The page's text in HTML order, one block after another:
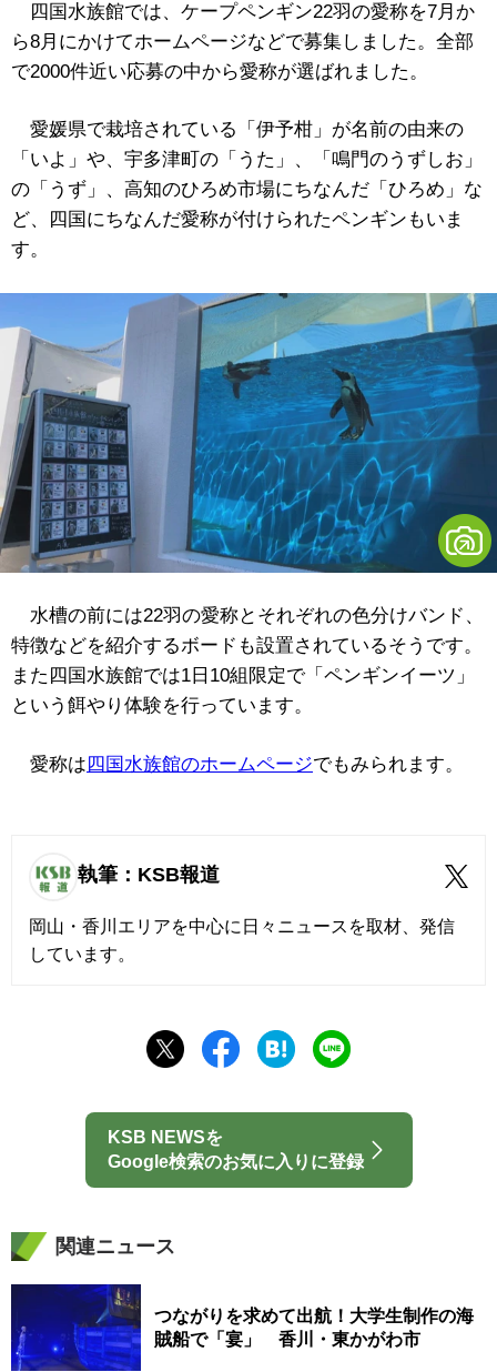
四国水族館では、ケープペンギン22羽の愛称を7月か
ら8月にかけてホームページなどで募集しました。全部
で2000件近い応募の中から愛称が選ばれました。
愛媛県で栽培されている「伊予柑」が名前の由来の
「いよ」や、宇多津町の「うた」、「鳴門のうずしお」
の「うず」、高知のひろめ市場にちなんだ「ひろめ」な
ど、四国にちなんだ愛称が付けられたペンギンもいま
す。
水槽の前には22羽の愛称とそれぞれの色分けバンド、
特徴などを紹介するボードも設置されているそうです。
また四国水族館では1日10組限定で「ペンギンイーツ」
という餌やり体験を行っています。
愛称は四国水族館のホームページでもみられます。
執筆：KSB報道
岡山・香川エリアを中心に日々ニュースを取材、発信
しています。
KSB NEWSを
Google検索のお気に入りに登録
関連ニュース
つながりを求めて出航！大学生制作の海
賊船で「宴」 香川・東かがわ市